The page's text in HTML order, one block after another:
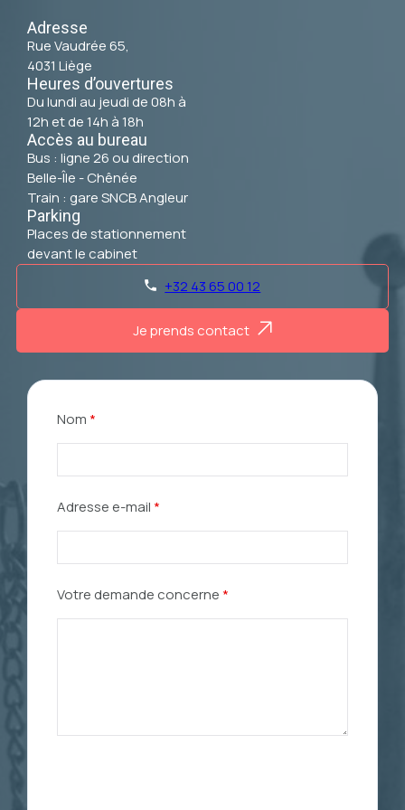
Adresse
Rue Vaudrée 65,
4031 Liège
Heures d’ouvertures
Du lundi au jeudi de 08h à
12h et de 14h à 18h
Accès au bureau
Bus : ligne 26 ou direction
Belle-Île - Chênée
Train : gare SNCB Angleur
Parking
Places de stationnement
devant le cabinet
phone +32 43 65 00 12
Je prends contact
Nom *
Adresse e-mail *
Votre demande concerne *